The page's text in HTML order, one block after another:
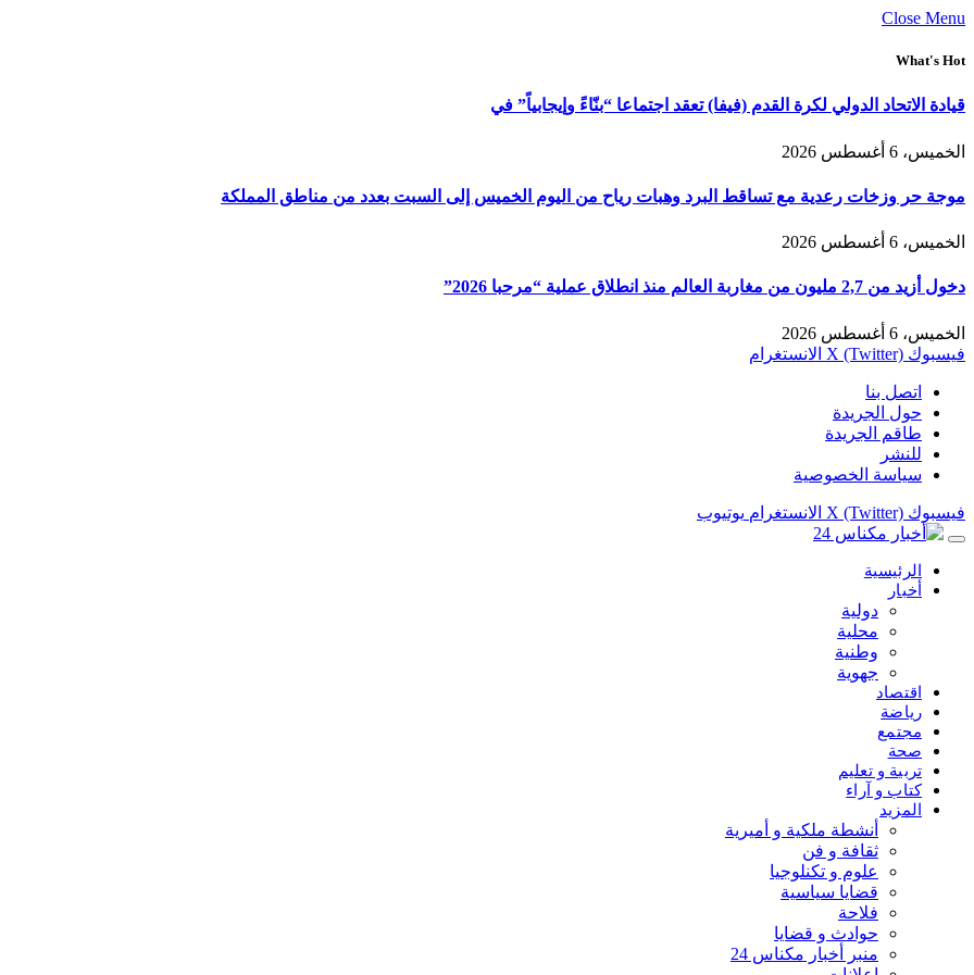
Close Menu
What's Hot
قيادة الاتحاد الدولي لكرة القدم (فيفا) تعقد اجتماعا “بنّاءً وإيجابياً” في
الخميس، 6 أغسطس 2026
موجة حر وزخات رعدية مع تساقط البرد وهبات رياح من اليوم الخميس إلى السبت بعدد من مناطق المملكة
الخميس، 6 أغسطس 2026
دخول أزيد من 2,7 مليون من مغاربة العالم منذ انطلاق عملية “مرحبا 2026”
الخميس، 6 أغسطس 2026
فيسبوك X (Twitter) الانستغرام
اتصل بنا
حول الجريدة
طاقم الجريدة
للنشر
سياسة الخصوصية
فيسبوك X (Twitter) الانستغرام يوتيوب
الرئيسية
أخبار
دولية
محلية
وطنية
جهوية
اقتصاد
رياضة
مجتمع
صحة
تربية و تعليم
كتاب و آراء
المزيد
أنشطة ملكية و أميرية
ثقافة و فن
علوم و تكنلوجيا
قضايا سياسية
فلاحة
حوادث و قضايا
منبر أخبار مكناس 24